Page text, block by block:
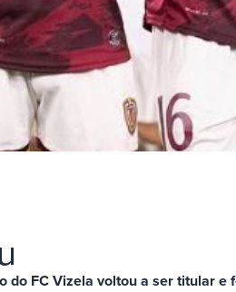
FC Vizela voltou a ser titular